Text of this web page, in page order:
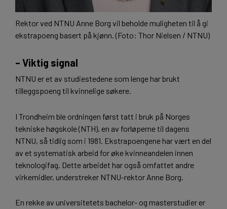
Rektor ved NTNU Anne Borg vil beholde muligheten til å gi
ekstrapoeng basert på kjønn. (Foto: Thor Nielsen / NTNU)
– Viktig signal
NTNU er et av studiestedene som lenge har brukt
tilleggspoeng til kvinnelige søkere.
I Trondheim ble ordningen først tatt i bruk på Norges
tekniske høgskole (NTH), en av forløperne til dagens
NTNU, så tidlig som i 1981. Ekstrapoengene har vært en del
av et systematisk arbeid for øke kvinneandelen innen
teknologifag. Dette arbeidet har også omfattet andre
virkemidler, understreker NTNU-rektor Anne Borg.
En rekke av universitetets bachelor- og masterstudier er